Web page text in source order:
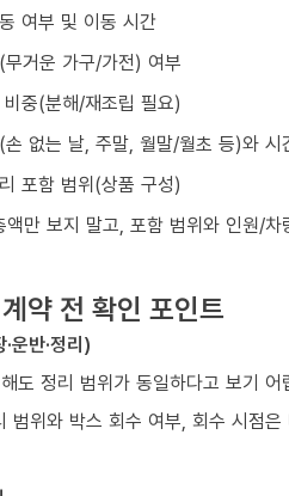
여부 및 이동 시간
거운 가구/가전) 여부
중(분해/재조립 필요)
손 없는 날, 주말, 월말/월초 등)와 시
포함 범위(상품 구성)
액만 보지 말고, 포함 범위와 인원/
약 전 확인 포인트
운반·정리)
도 정리 범위가 동일하다고 보기 어
범위와 박스 회수 여부, 회수 시점